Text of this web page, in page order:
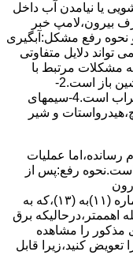
یا نیامدن آب داخل
ﺑﯿﺮون،ﻻﻣﭗ ﺧﺒﺮ
نحوه رﻓﻊ مشکل:آبگیری
تواند دلایل متفاوتی
مشکلات مرتبط با
آبگیری لباسشویی مراجعه کنید.1-درب ﻣﺎﺷﯿﻦ ﺑﺎز اﺳﺖ.2-
ﻣﯿﮑﺮوﺳﻮﺋﯿﭻ ﺧﺮاب اﺳﺖ.3-ﻫﯿﺪرواﺳﺘﺎت ﺧﺮاب اﺳﺖ.4-سیمهای
و ﺷﯿﺮ
رﺳﺎﻧﺪه،اﻣﺎ ﻋﻤﻠﯿﺎت
ﺧﺮاب اﺳﺖ.نحوه رﻓﻊ:ﭘﺲ از
ﻫﯿﺪرواﺳﺘﺎت،میبایست ﮐﻨﺘﺎﮐﺖ ﻣﺸﺘﺮک شماره (۱۱)به (۱۳)،ﮐﻪ ﺑﻪ
ﺑﺮق
ﻣﺬﮐﻮر را ﻣﺸﺎﻫﺪه
ﺗﻌﻮﯾﺾ ﮐﻨﯿﺪ،زﯾﺮا قابل